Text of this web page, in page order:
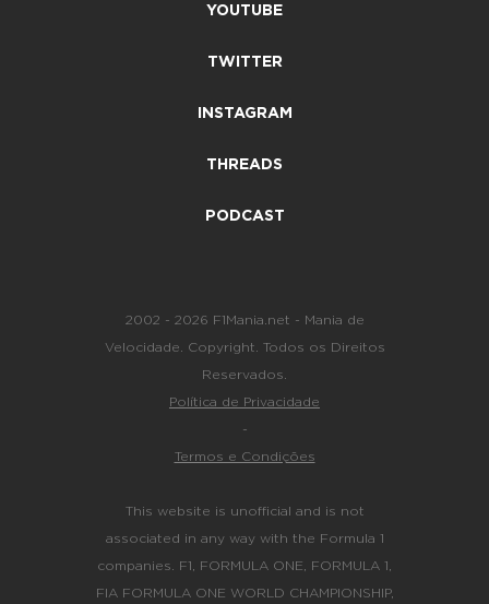
YOUTUBE
TWITTER
INSTAGRAM
THREADS
PODCAST
2002 - 2026 F1Mania.net - Mania de
Velocidade. Copyright. Todos os Direitos
Reservados.
Política de Privacidade
-
Termos e Condições
This website is unofficial and is not
associated in any way with the Formula 1
companies. F1, FORMULA ONE, FORMULA 1,
FIA FORMULA ONE WORLD CHAMPIONSHIP,